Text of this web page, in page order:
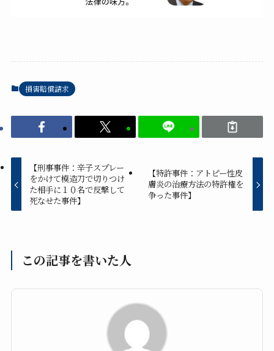
損害賠償請求
【刑事事件：辛子スプレー
をかけて模造刀で切りつけ
た相手に１０名で反撃して
死なせた事件】
【特許事件：アトピー性皮
膚炎の治療方法の特許権を
争った事件】
この記事を書いた人